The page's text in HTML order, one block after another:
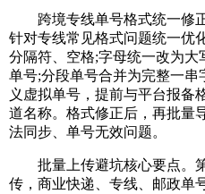
跨境专线单号格式统一修正
针对专线常见格式问题统一优
分隔符、空格;字母统一改为
单号;分段单号合并为完整一
义虚拟单号，提前与平台报备
道名称。格式修正后，再批量
法同步、单号无效问题。
批量上传避坑核心要点。第
传，商业快递、专线、邮政单